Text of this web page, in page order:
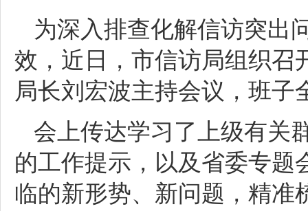
为深入排查化解信访突出
效，近日，市信访局组织召
局长刘宏波主持会议，班子
会上传达学习了上级有关
的工作提示，以及省委专题
临的新形势、新问题，精准